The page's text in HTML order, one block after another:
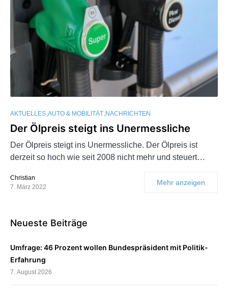
AKTUELLES AUTO & MOBILITÄT NACHRICHTEN
Der Ölpreis steigt ins Unermessliche
Der Ölpreis steigt ins Unermessliche. Der Ölpreis ist
derzeit so hoch wie seit 2008 nicht mehr und steuert…
Christian
7. März 2022
Mehr anzeigen
Neueste Beiträge
Umfrage: 46 Prozent wollen Bundespräsident mit Politik-
Erfahrung
7. August 2026